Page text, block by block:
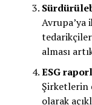
Avrupa’ya
alması
ESG
Şirketlerin
olarak